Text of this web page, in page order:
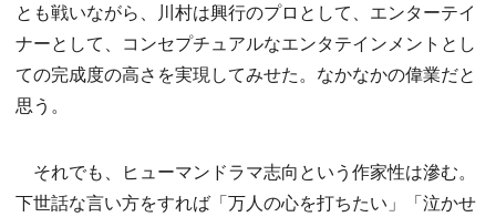
とも戦いながら、川村は興行のプロとして、エンターテイ
ナーとして、コンセプチュアルなエンタテインメントとし
ての完成度の高さを実現してみせた。なかなかの偉業だと
思う。
それでも、ヒューマンドラマ志向という作家性は滲む。
下世話な言い方をすれば「万人の心を打ちたい」「泣かせ